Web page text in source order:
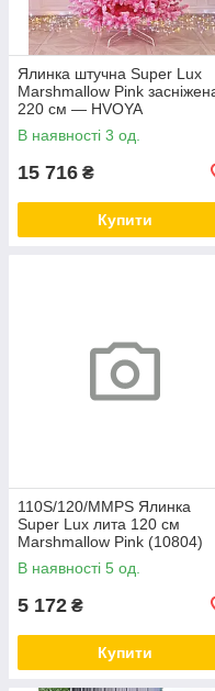
Ялинка штучна Super Lux
Marshmallow Pink
220 см — HVOYA
В наявності 3 од.
15 716 ₴
Купити
110S/120/MMPS Ялинка
Super Lux лита 120 см
Marshmallow Pink (10804)
засніжена
В наявності 5 од.
5 172 ₴
Купити